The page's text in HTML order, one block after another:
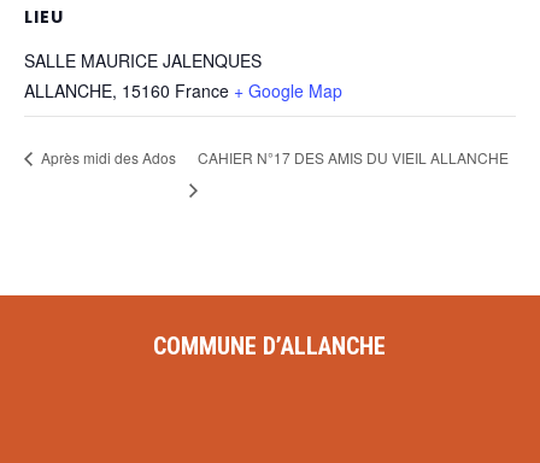
LIEU
SALLE MAURICE JALENQUES
ALLANCHE, 15160 France + Google Map
Après midi des Ados CAHIER N°17 DES AMIS DU VIEIL ALLANCHE
COMMUNE D’ALLANCHE